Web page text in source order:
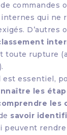
commandes
qui ne
D’autres
toute rupture
).
est essentiel,
les
les
savoir
peuvent